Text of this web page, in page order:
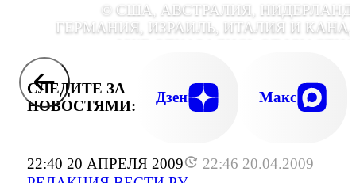
22:40 20 АПРЕЛЯ 2009
22:46 20.04.2009
© США, АВСТРАЛИЯ,
ГЕРМАНИЯ, ИЗРАИЛЬ, ИТАЛИЯ И
СЛЕДИТЕ ЗА
НОВОСТЯМИ:
Дзен Макс